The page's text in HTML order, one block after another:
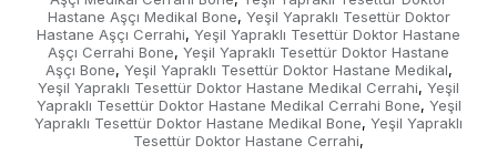
Hastane Aşçı Medikal Bone, Yeşil Yapraklı Tesettür Doktor
Hastane Aşçı Cerrahi, Yeşil Yapraklı Tesettür Doktor Hastane
Aşçı Cerrahi Bone, Yeşil Yapraklı Tesettür Doktor Hastane
Aşçı Bone, Yeşil Yapraklı Tesettür Doktor Hastane Medikal,
Yeşil Yapraklı Tesettür Doktor Hastane Medikal Cerrahi, Yeşil
Yapraklı Tesettür Doktor Hastane Medikal Cerrahi Bone, Yeşil
Yapraklı Tesettür Doktor Hastane Medikal Bone, Yeşil Yapraklı
Tesettür Doktor Hastane Cerrahi,